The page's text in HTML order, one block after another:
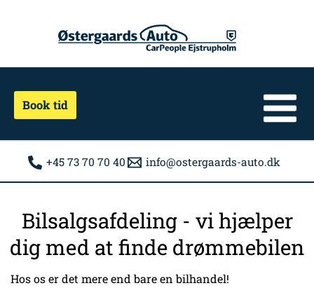
Book tid
+45 73 70 70 40 info@ostergaards-auto.dk
Bilsalgsafdeling - vi hjælper
dig med at finde drømmebilen
Hos os er det mere end bare en bilhandel!